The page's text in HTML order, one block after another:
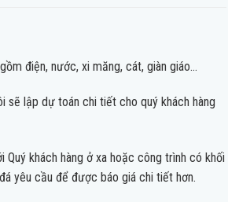
điện, nước, xi măng, cát, giàn giáo…
sẽ lập dự toán chi tiết cho quý khách hàng
khách hàng ở xa hoặc công trình có khối
yêu cầu để được báo giá chi tiết hơn.